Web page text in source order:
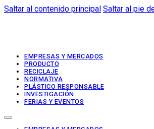
Saltar al contenido principal Saltar al pie
EMPRESAS Y MERCADOS
PRODUCTO
RECICLAJE
NORMATIVA
PLÁSTICO RESPONSABLE
INVESTIGACIÓN
FERIAS Y EVENTOS